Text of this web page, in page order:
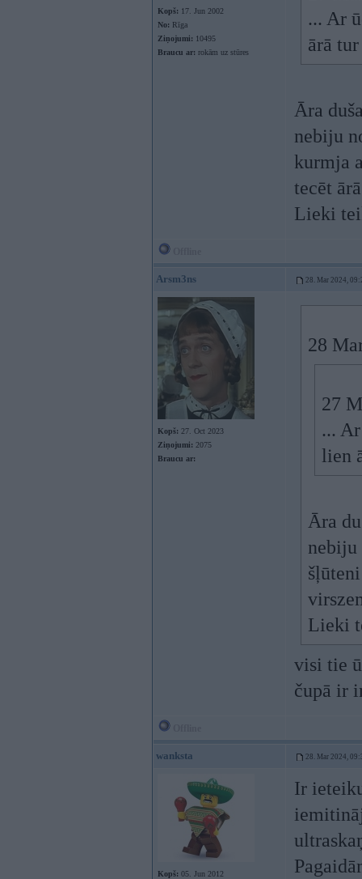
Kopš: 17. Jun 2002
No: Rīga
Ziņojumi: 10495
Braucu ar: rokām uz stūres
... Ar
ārā
Āra
nebiju
kurmja
tecēt
Lieki
Arsm3ns 28. Mar 2024,
Kopš: 27. Oct 2023
Ziņojumi: 2075
Braucu ar:
28
27
...
lien
Āra
nebiju
Lieki
visi tie
čupā ir
wanksta 28. Mar 2024,
Kopš: 05. Jun 2012
Ir